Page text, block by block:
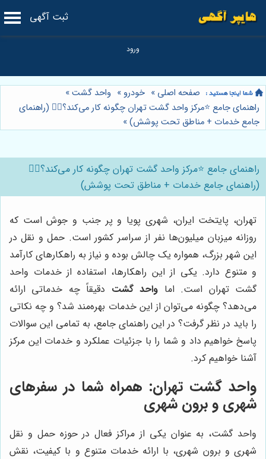
ثبت آگهی
صفحه اصلی » خودرو » واحد گشت»
راهنمای جامع ⭐️مرکز واحد گشت تهران چگونه کار می‌کند؟👮‍♂️ (راهنمای
جامع خدمات + مناطق تحت پوشش)»
راهنمای جامع ⭐️مرکز واحد گشت تهران چگونه کار می‌کند؟👮‍♂️
(راهنمای جامع خدمات + مناطق تحت پوشش)
تهران، پایتخت ایران، شهری پویا و پر جنب و جوش است که
روزانه میزبان میلیون‌ها نفر از سراسر کشور است. حمل و نقل در
این شهر بزرگ، همواره یک چالش بوده و نیاز به راهکارهای کارآمد
و متنوع دارد. یکی از این راهکارها، استفاده از خدمات واحد
گشت تهران است. اما واحد گشت دقیقاً چه خدماتی ارائه
می‌دهد؟ چگونه می‌توان از این خدمات بهره‌مند شد؟ و چه نکاتی
را باید در نظر گرفت؟ در این راهنمای جامع، به تمامی این سوالات
پاسخ خواهیم داد و شما را با جزئیات عملکرد و خدمات این مرکز
آشنا خواهیم کرد.
واحد گشت تهران: همراه شما در سفرهای
شهری و برون شهری
واحد گشت، به عنوان یکی از مراکز فعال در حوزه حمل و نقل
شهری و برون شهری، با ارائه خدمات متنوع و با کیفیت، نقش